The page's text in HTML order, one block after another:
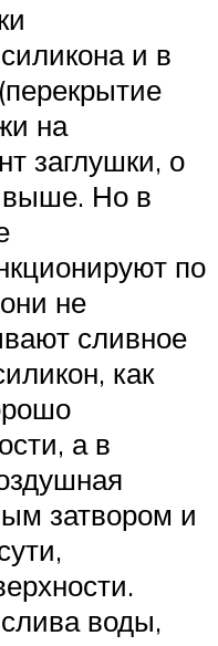
и в
на
заглушки, о
выше. Но в
по
не
сливное
как
а в
затвором и
воды,